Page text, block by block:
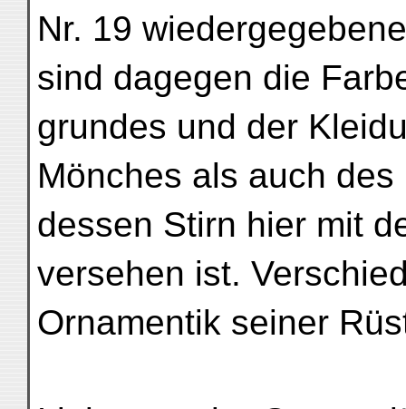
Nr. 19
sind dagegen die
grundes und der
Mönches als auch
dessen Stirn hier mit
versehen ist.
Ornamentik seiner